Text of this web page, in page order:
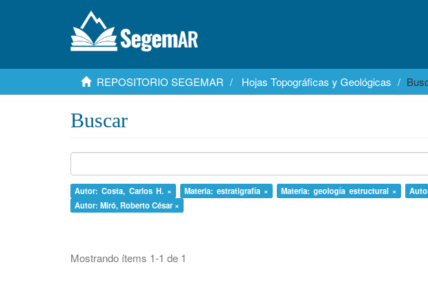
REPOSITORIO SEGEMAR Hojas Topográficas y Geológicas
Buscar
Autor: Costa, Carlos H. × Materia: estratigrafía × Materia: geología estructural ×
Autor: Miró, Roberto César ×
Mostrando ítems 1-1 de 1